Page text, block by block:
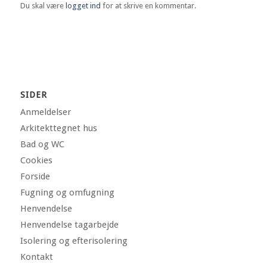
Du skal være logget ind for at skrive en kommentar.
SIDER
Anmeldelser
Arkitekttegnet hus
Bad og WC
Cookies
Forside
Fugning og omfugning
Henvendelse
Henvendelse tagarbejde
Isolering og efterisolering
Kontakt